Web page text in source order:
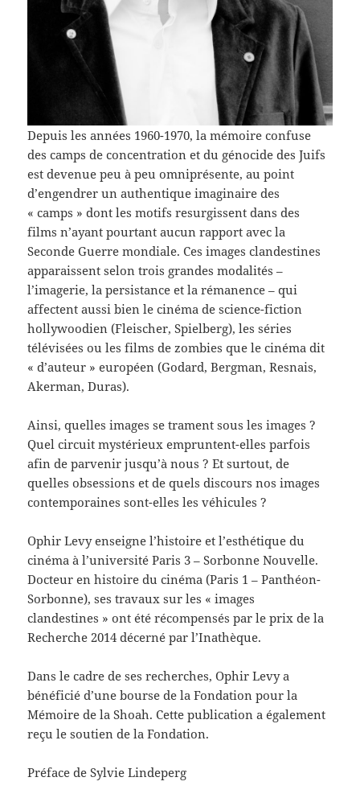
Depuis les années 1960-1970, la mémoire confuse
des camps de concentration et du génocide des Juifs
est devenue peu à peu omniprésente, au point
d’engendrer un authentique imaginaire des
« camps » dont les motifs resurgissent dans des
films n’ayant pourtant aucun rapport avec la
Seconde Guerre mondiale. Ces images clandestines
apparaissent selon trois grandes modalités –
l’imagerie, la persistance et la rémanence – qui
affectent aussi bien le cinéma de science-fiction
hollywoodien (Fleischer, Spielberg), les séries
télévisées ou les films de zombies que le cinéma dit
« d’auteur » européen (Godard, Bergman, Resnais,
Akerman, Duras).
Ainsi, quelles images se trament sous les images ?
Quel circuit mystérieux empruntent-elles parfois
afin de parvenir jusqu’à nous ? Et surtout, de
quelles obsessions et de quels discours nos images
contemporaines sont-elles les véhicules ?
Ophir Levy enseigne l’histoire et l’esthétique du
cinéma à l’université Paris 3 – Sorbonne Nouvelle.
Docteur en histoire du cinéma (Paris 1 – Panthéon-
Sorbonne), ses travaux sur les « images
clandestines » ont été récompensés par le prix de la
Recherche 2014 décerné par l’Inathèque.
Dans le cadre de ses recherches, Ophir Levy a
bénéficié d’une bourse de la Fondation pour la
Mémoire de la Shoah. Cette publication a également
reçu le soutien de la Fondation.
Préface de Sylvie Lindeperg